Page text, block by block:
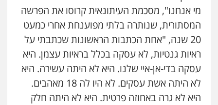
מי אנחנו", מסכמת העיתונאית קרוסו את הפרשה
המסתורית, שנותרה בלתי מפוענחת אחרי כמעט
20 שנה, "אחת הכתבות הראשונות שכתבתי על
ראיות גנטיות, לא עסקה בכלל בראיות עצמן. היא
עסקה בדי-אן-איי שלנו. היא לא היתה עשירה. היא
לא היתה אשת עסקים. לא היו לה 18 מאהבים.
היא לא גרה באחוזה פרטית. היא לא היתה חלק